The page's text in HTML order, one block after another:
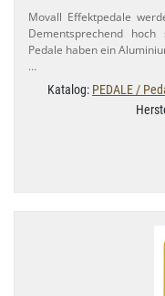
Movall Effektpedale
Dementsprechend
Pedale haben ein
…
Katalog: PEDALE /